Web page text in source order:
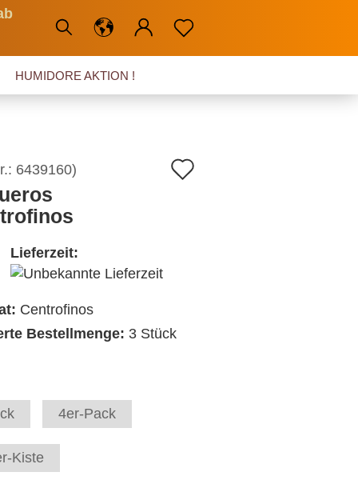
HUMIDORE AKTION !
6439160)
Lieferzeit:
Centrofinos
Bestellmenge: 3 Stück
4er-Pack
Kiste